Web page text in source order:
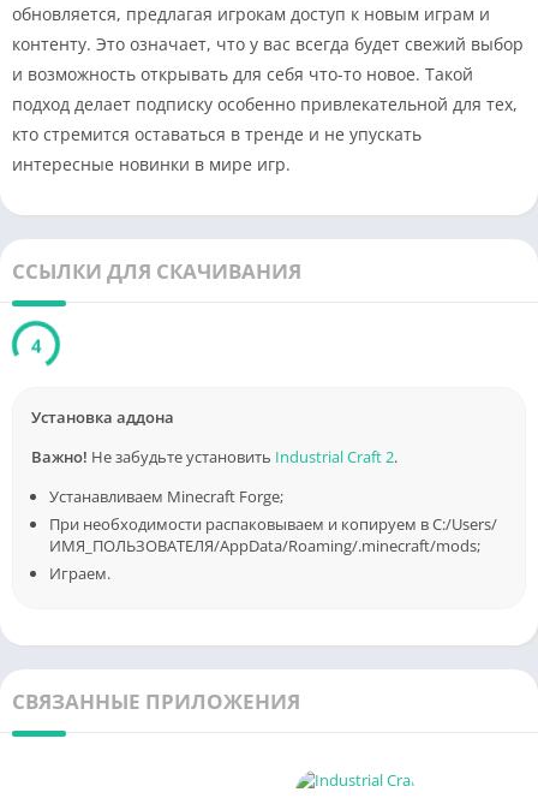
обновляется, предлагая игрокам доступ к новым играм и
контенту. Это означает, что у вас всегда будет свежий выбор
и возможность открывать для себя что-то новое. Такой
подход делает подписку особенно привлекательной для тех,
кто стремится оставаться в тренде и не упускать
интересные новинки в мире игр.
ССЫЛКИ ДЛЯ СКАЧИВАНИЯ
4
Установка аддона
Важно! Не забудьте установить Industrial Craft 2.
Устанавливаем Minecraft Forge;
При необходимости распаковываем и копируем в C:/Users/
ИМЯ_ПОЛЬЗОВАТЕЛЯ/AppData/Roaming/.minecraft/mods;
Играем.
СВЯЗАННЫЕ ПРИЛОЖЕНИЯ